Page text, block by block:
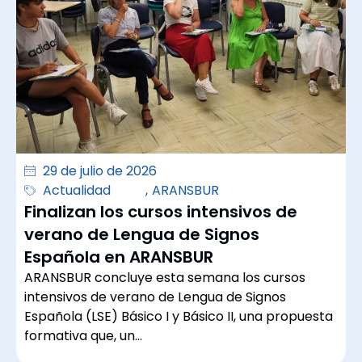
29 de julio de 2026
Actualidad
, ARANSBUR
Finalizan los cursos intensivos de
verano de Lengua de Signos
Española en ARANSBUR
ARANSBUR concluye esta semana los cursos
intensivos de verano de Lengua de Signos
Española (LSE) Básico I y Básico II, una propuesta
formativa que, un…